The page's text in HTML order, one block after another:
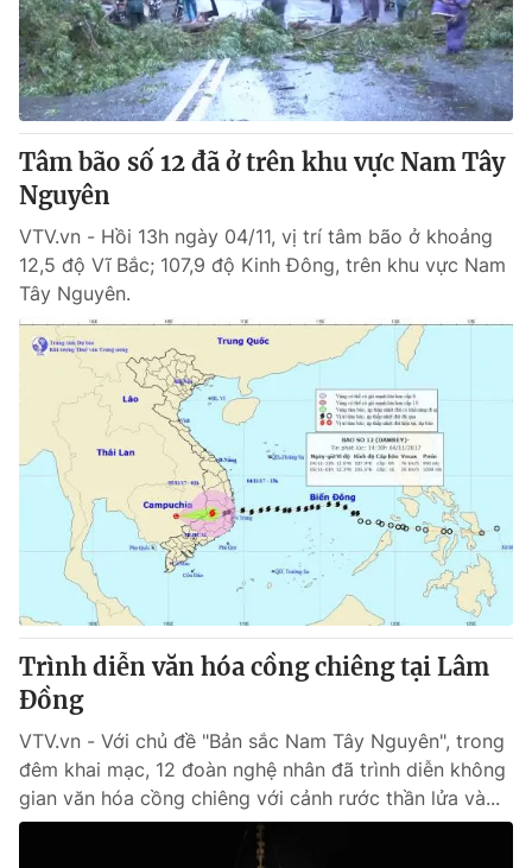
Tâm bão số 12 đã ở trên khu vực Nam Tây
Nguyên
VTV.vn - Hồi 13h ngày 04/11, vị trí tâm bão ở khoảng
12,5 độ Vĩ Bắc; 107,9 độ Kinh Đông, trên khu vực Nam
Tây Nguyên.
Trình diễn văn hóa cồng chiêng tại Lâm
Đồng
VTV.vn - Với chủ đề "Bản sắc Nam Tây Nguyên", trong
đêm khai mạc, 12 đoàn nghệ nhân đã trình diễn không
gian văn hóa cồng chiêng với cảnh rước thần lửa và...